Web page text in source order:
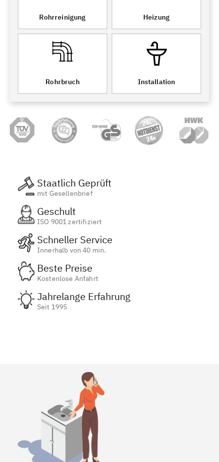
Rohrreinigung Heizung
Rohrbruch Installation
Staatlich Geprüft
mit Gesellenbrief
Geschult
ISO 9001 zertifiziert
Schneller Service
Innerhalb von 40 min.
Beste Preise
Kostenlose Anfahrt
Jahrelange Erfahrung
Seit 1995